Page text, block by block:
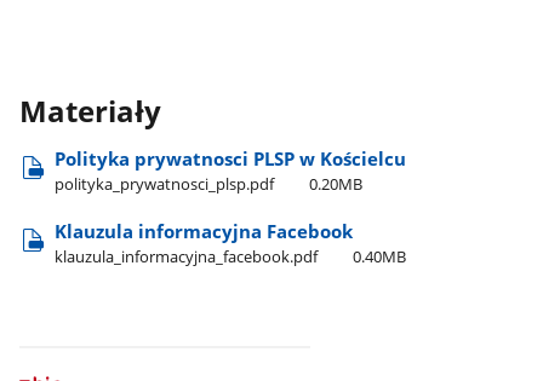
Materiały
Polityka prywatnosci PLSP w Kościelcu
polityka​_prywatnosci​_plsp.pdf 0.20MB
Klauzula informacyjna Facebook
klauzula​_informacyjna​_facebook.pdf 0.40MB